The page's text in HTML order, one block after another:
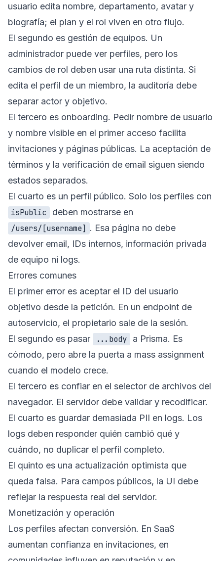
usuario edita nombre, departamento, avatar y
biografía; el plan y el rol viven en otro flujo.
El segundo es gestión de equipos. Un
administrador puede ver perfiles, pero los
cambios de rol deben usar una ruta distinta. Si
edita el perfil de un miembro, la auditoría debe
separar actor y objetivo.
El tercero es onboarding. Pedir nombre de usuario
y nombre visible en el primer acceso facilita
invitaciones y páginas públicas. La aceptación de
términos y la verificación de email siguen siendo
estados separados.
El cuarto es un perfil público. Solo los perfiles con
isPublic
deben mostrarse en
/users/[username] . Esa página no debe
devolver email, IDs internos, información privada
de equipo ni logs.
Errores comunes
El primer error es aceptar el ID del usuario
objetivo desde la petición. En un endpoint de
autoservicio, el propietario sale de la sesión.
El segundo es pasar
...body
a Prisma. Es
cómodo, pero abre la puerta a mass assignment
cuando el modelo crece.
El tercero es confiar en el selector de archivos del
navegador. El servidor debe validar y recodificar.
El cuarto es guardar demasiada PII en logs. Los
logs deben responder quién cambió qué y
cuándo, no duplicar el perfil completo.
El quinto es una actualización optimista que
queda falsa. Para campos públicos, la UI debe
reflejar la respuesta real del servidor.
Monetización y operación
Los perfiles afectan conversión. En SaaS
aumentan confianza en invitaciones, en